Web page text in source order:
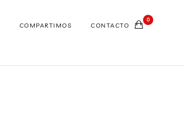
COMPARTIMOS CONTACTO
0